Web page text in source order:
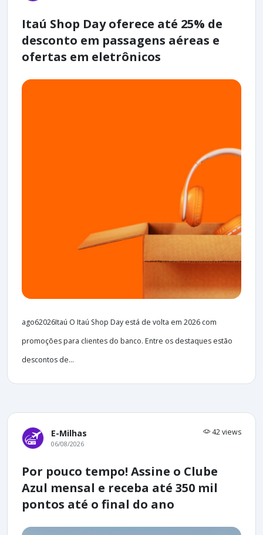
Itaú Shop Day oferece até 25% de
desconto em passagens aéreas e
ofertas em eletrônicos
ago62026Itaú O Itaú Shop Day está de volta em 2026 com
promoções para clientes do banco. Entre os destaques estão
descontos de...
E-Milhas 42 views
06/08/2026
Por pouco tempo! Assine o Clube
Azul mensal e receba até 350 mil
pontos até o final do ano